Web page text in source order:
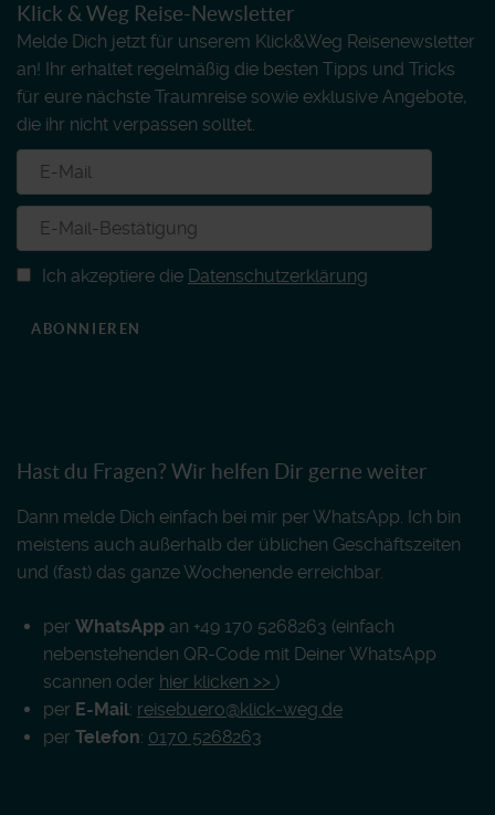
Klick & Weg Reise-Newsletter
Melde Dich jetzt für unserem Klick&Weg Reisenewsletter
an! Ihr erhaltet regelmäßig die besten Tipps und Tricks
für eure nächste Traumreise sowie exklusive Angebote,
die ihr nicht verpassen solltet.
Ich akzeptiere die Datenschutzerklärung
ABONNIEREN
Hast du Fragen? Wir helfen Dir gerne weiter
Dann melde Dich einfach bei mir per WhatsApp. Ich bin
meistens auch außerhalb der üblichen Geschäftszeiten
und (fast) das ganze Wochenende erreichbar.
per WhatsApp an +49 170 5268263 (einfach
nebenstehenden QR-Code mit Deiner WhatsApp
scannen oder hier klicken >> )
per E-Mail: reisebuero@klick-weg.de
per Telefon: 0170 5268263